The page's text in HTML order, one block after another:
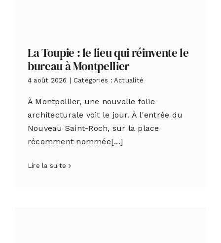
La Toupie : le lieu qui réinvente le
bureau à Montpellier
4 août 2026 Catégories : Actualité
À Montpellier, une nouvelle folie
architecturale voit le jour. À l'entrée du
Nouveau Saint-Roch, sur la place
récemment nommée[...]
Lire la suite